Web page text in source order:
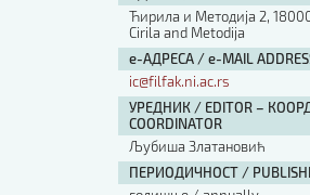
Ћирила и Методија 2,
Cirila and Metodija
е-АДРЕСА / e-MAIL
ic@filfak.ni.ac.rs
УРЕДНИК / EDITOR –
COORDINATOR
Љубиша Златановић
ПЕРИОДИЧНОСТ /